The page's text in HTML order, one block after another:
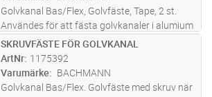
Golvkanal Bas/Flex, Golvfäste, Tape, 2 st.
Användes för att fästa golvkanaler i alumium
mot golv när det inte går att skruva i golvet
ST Lägg i kundvagn
SKRUVFÄSTE FÖR GOLVKANAL
ArtNr 1175392
Varumärke
BACHMANN
Golvkanal Bas/Flex. Golvfäste med skruv när